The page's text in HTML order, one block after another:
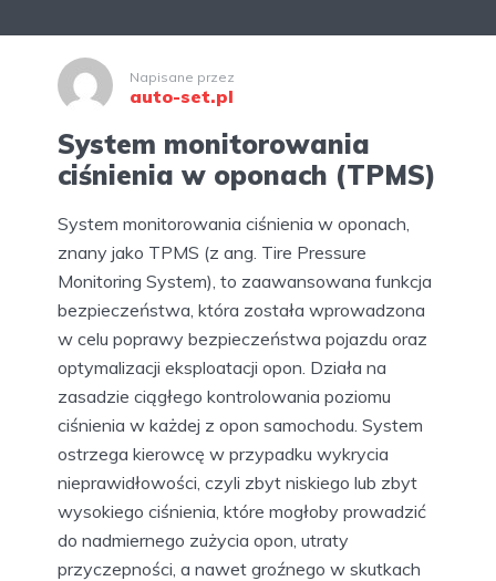
Napisane przez
auto-set.pl
System monitorowania
ciśnienia w oponach (TPMS)
System monitorowania ciśnienia w oponach,
znany jako TPMS (z ang. Tire Pressure
Monitoring System), to zaawansowana funkcja
bezpieczeństwa, która została wprowadzona
w celu poprawy bezpieczeństwa pojazdu oraz
optymalizacji eksploatacji opon. Działa na
zasadzie ciągłego kontrolowania poziomu
ciśnienia w każdej z opon samochodu. System
ostrzega kierowcę w przypadku wykrycia
nieprawidłowości, czyli zbyt niskiego lub zbyt
wysokiego ciśnienia, które mogłoby prowadzić
do nadmiernego zużycia opon, utraty
przyczepności, a nawet groźnego w skutkach